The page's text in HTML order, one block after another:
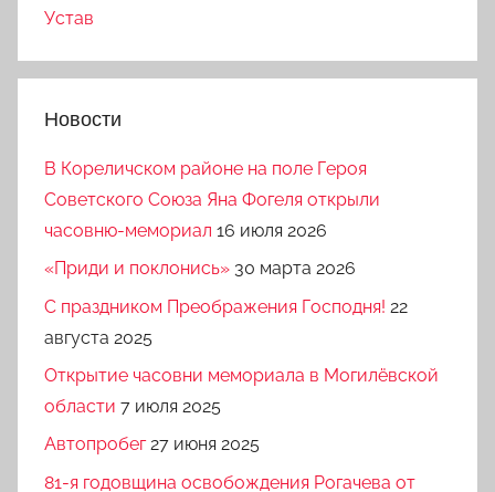
Устав
Новости
В Кореличском районе на поле Героя
Советского Союза Яна Фогеля открыли
часовню-мемориал 16 июля 2026
«Приди и поклонись» 30 марта 2026
C праздником Преображения Господня! 22
августа 2025
Открытие часовни мемориала в Могилёвской
области 7 июля 2025
Автопробег 27 июня 2025
81-я годовщина освобождения Рогачева от